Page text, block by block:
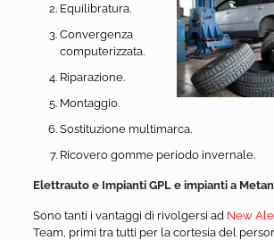
Equilibratura.
Convergenza
computerizzata.
Riparazione.
Montaggio.
Sostituzione multimarca.
Ricovero gomme periodo invernale.
Elettrauto e Impianti GPL e impianti a
Sono tanti i vantaggi di rivolgersi ad New
Team, primi tra tutti per la cortesia del